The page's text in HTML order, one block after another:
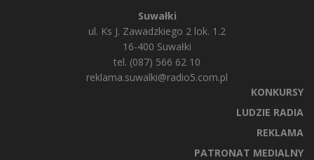
Suwałki
ul. Ks J. Zawadzkiego 2 lok. 1.2
16-400 Suwałki
tel. (087) 566 62 10
reklama.suwalki@radio5.com.pl
KONKURSY
LUDZIE RADIA
REKLAMA
PATRONAT MEDIALNY